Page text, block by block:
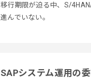
移行期限が迫る中、S/
進んでいない。
SAPシステム運用の